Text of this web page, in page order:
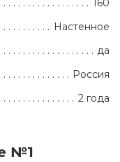
160
Настенное
да
Россия
2 года
№1